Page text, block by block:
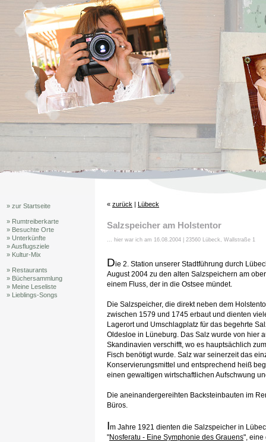
» zur Startseite
» Rumtreiberkarte
» Besuchte Orte
» Unterkünfte
» Ausflugsziele
» Kultur-Mix
» Restaurants
» Büchersammlung
» Meine Leseliste
» Lieblings-Songs
« zurück | Lübeck
Salzspeicher am Holstentor
... hier war ich am 16.08.2004 | 23560 Lübeck, Wallstraße 1
Die 2. Station unserer Stadtführung durch
August 2004 zu den alten Salzspeichern am
einem Fluss, der in die Ostsee mündet.
Die Salzspeicher, die direkt neben dem
zwischen 1579 und 1745 erbaut und dienten
Lagerort und Umschlagplatz für das begehrte
Oldesloe in Lüneburg. Das Salz wurde von hier
Skandinavien verschifft, wo es hauptsächlich
Fisch benötigt wurde. Salz war seinerzeit das
Konservierungsmittel und entsprechend heiß
einen gewaltigen wirtschaftlichen Aufschwung
Die aneinandergereihten Backsteinbauten im
Büros.
Im Jahre 1921 dienten die Salzspeicher in
"Nosferatu - Eine Symphonie des Grauens", eine